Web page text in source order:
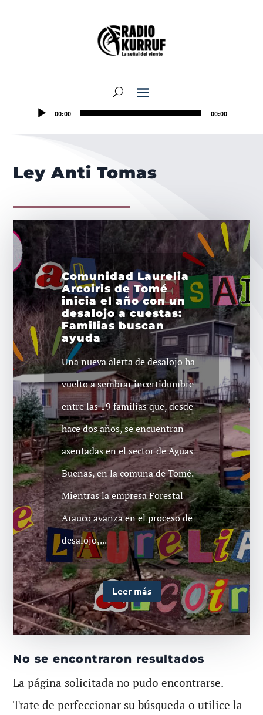
00:00 00:00
Ley Anti Tomas
Comunidad Laurelia
Arcoiris de Tomé
inicia el año con un
desalojo a cuestas:
Familias buscan
ayuda
Una nueva alerta de desalojo ha
vuelto a sembrar incertidumbre
entre las 19 familias que, desde
hace dos años, se encuentran
asentadas en el sector de Aguas
Buenas, en la comuna de Tomé.
Mientras la empresa Forestal
Arauco avanza en el proceso de
desalojo,...
Leer más
No se encontraron resultados
La página solicitada no pudo encontrarse.
Trate de perfeccionar su búsqueda o utilice la